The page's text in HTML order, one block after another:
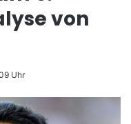
von
Uhr